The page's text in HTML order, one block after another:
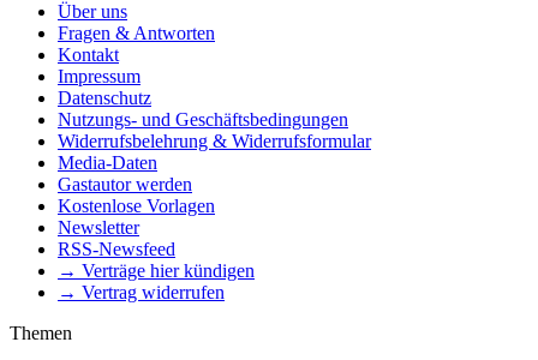
Über uns
Fragen & Antworten
Kontakt
Impressum
Datenschutz
Nutzungs- und Geschäftsbedingungen
Widerrufsbelehrung & Widerrufsformular
Media-Daten
Gastautor werden
Kostenlose Vorlagen
Newsletter
RSS-Newsfeed
→ Verträge hier kündigen
→ Vertrag widerrufen
Themen